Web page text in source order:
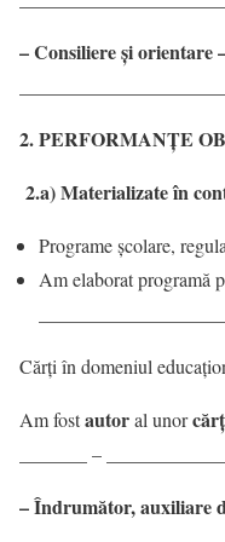
– Consiliere și orientare
2. PERFORMANŢE
2.a) Materializate în
Programe școlare,
Am elaborat programă
Cărți în domeniul
Am fostautoral unor
–
– Îndrumător, auxiliare